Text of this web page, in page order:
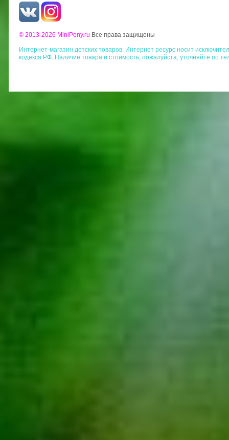
© 2013-2026 MiniPony.ru Все права защищены
Интернет-магазин детских товаров. Интернет ресурс носит
кодекса РФ. Наличие товара и стоимость, пожалуйста, уточняйте по